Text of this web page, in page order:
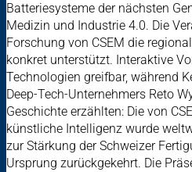
Batteriesysteme der nächsten
Medizin und Industrie 4.0. Die
Forschung von CSEM die
konkret unterstützt. Interaktive
Technologien greifbar, während
Deep-Tech-Unternehmers Reto
Geschichte erzählten: Die von
künstliche Intelligenz wurde
zur Stärkung der Schweizer
Ursprung zurückgekehrt. Die